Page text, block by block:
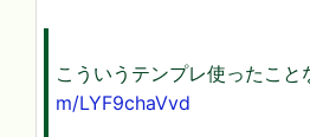
こういうテンプレ使ったこ
m/LYF9chaVvd